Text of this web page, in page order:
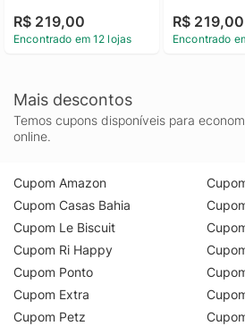
R$ 219,00
Encontrado em 12 lojas
R$ 219,00
Encontrado
Mais descontos
Temos cupons disponíveis para
online.
Cupom Amazon
Cupom Casas Bahia
Cupom Le Biscuit
Cupom Ri Happy
Cupom Ponto
Cupom Extra
Cupom Petz